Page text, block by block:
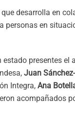
desarrolla en
personas en
presentes el
Juan
Integra, Ana
acompañados